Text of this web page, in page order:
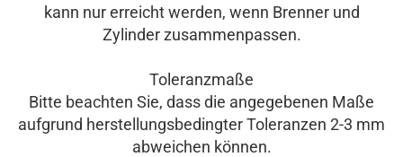
kann nur erreicht werden, wenn Brenner und
Zylinder zusammenpassen.
Toleranzmaße
Bitte beachten Sie, dass die angegebenen Maße
aufgrund herstellungsbedingter Toleranzen 2-3 mm
abweichen können.